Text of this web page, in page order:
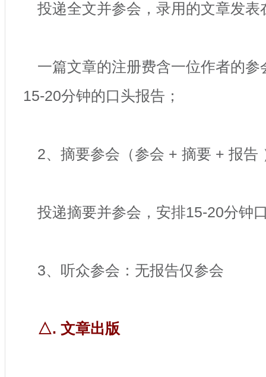
投递全文并参会，录用的文章发
一篇文章的注册费含一位作者的参
15-20分钟的口头报告；
2、摘要参会（参会 + 摘要 + 报告
投递摘要并参会，安排15-20分钟
3、听众参会：无报告仅参会
△. 文章出版